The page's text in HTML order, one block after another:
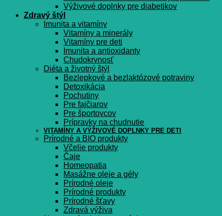
Výživové doplnky pre diabetikov
Zdravý štýl
Imunita a vitamíny
Vitamíny a minerály
Vitamíny pre deti
Imunita a antioxidanty
Chudokrvnosť
Diéta a životný štýl
Bezlepkové a bezlaktózové potraviny
Detoxikácia
Pochutiny
Pre fajčiarov
Pre športovcov
Prípravky na chudnutie
VITAMÍNY A VÝŽIVOVÉ DOPLNKY PRE DETI
Prírodné a BIO produkty
Včelie produkty
Čaje
Homeopatia
Masážne oleje a gély
Prírodné oleje
Prírodné produkty
Prírodné šťavy
Zdravá výživa